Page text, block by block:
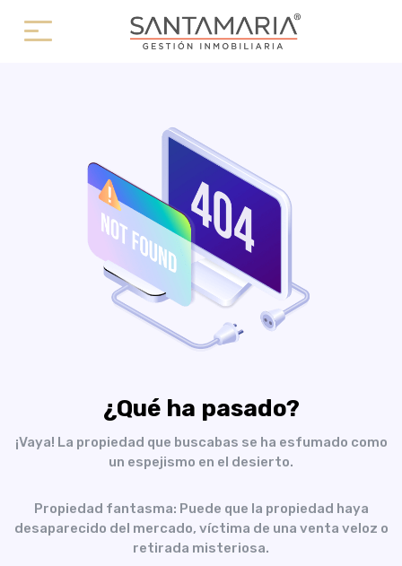
¿Qué ha pasado?
¡Vaya! La propiedad que buscabas se ha esfumado como
un espejismo en el desierto.
Propiedad fantasma: Puede que la propiedad haya
desaparecido del mercado, víctima de una venta veloz o
retirada misteriosa.